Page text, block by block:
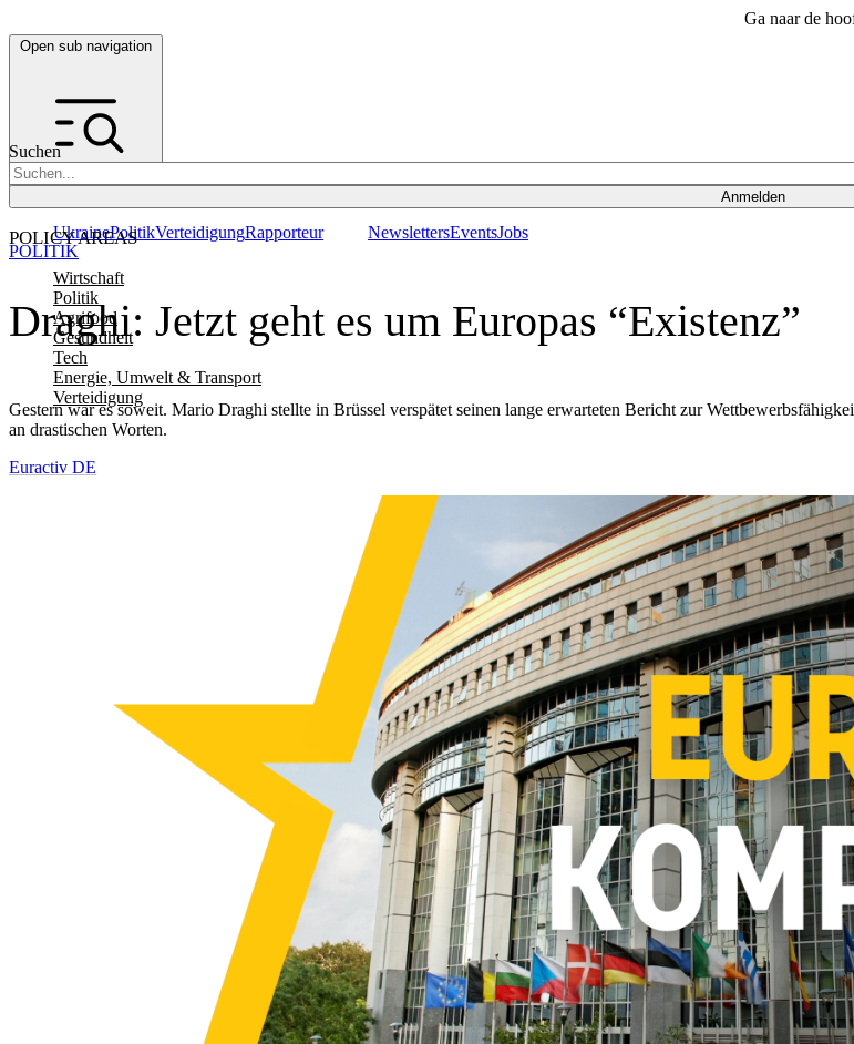
Ga naar de
Open sub navigation
Suchen
Anmelden
POLICY AREAS
Wirtschaft
Politik
Agrifood
Gesundheit
Tech
Energie, Umwelt & Transport
Verteidigung
UkrainePolitikVerteidigungRapporteur NewslettersEventsJobs
Draghi: Jetzt geht es um Europas “Existenz”
Gestern war es soweit. Mario Draghi stellte in Brüssel verspätet seinen lange erwarteten Bericht zur
an drastischen Worten.
POLITIK
Euractiv DE